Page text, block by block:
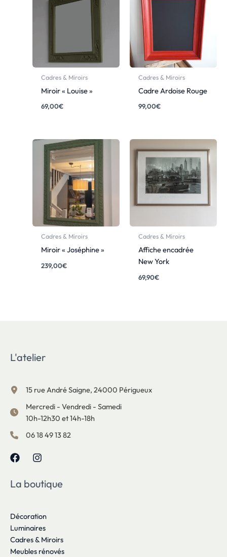
Cadres & Miroirs
Miroir « Louise »
69,00€
Cadres & Miroirs
Cadre Ardoise Rouge
99,00€
Cadres & Miroirs
Miroir « Joséphine »
239,00€
Cadres & Miroirs
Affiche encadrée
New York
69,90€
L'atelier
15 rue André Saigne, 24000 Périgueux
Mercredi - Vendredi - Samedi
10h-12h30 et 14h-18h
06 18 49 13 82
La boutique
Décoration
Luminaires
Cadres & Miroirs
Meubles rénovés